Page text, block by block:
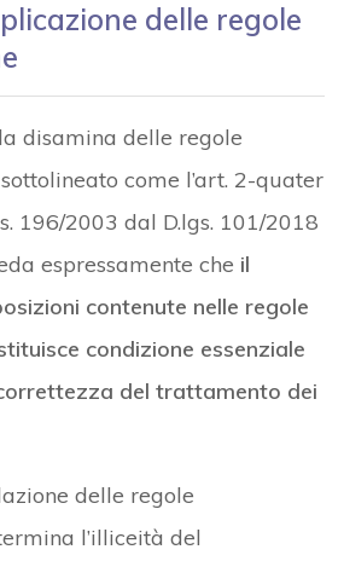
delle regole
disamina delle regole
come l’art. 2-quater
196/2003 dal D.lgs. 101/2018
espressamente che il
contenute nelle regole
condizione essenziale
del trattamento dei
delle regole
l’illiceità del